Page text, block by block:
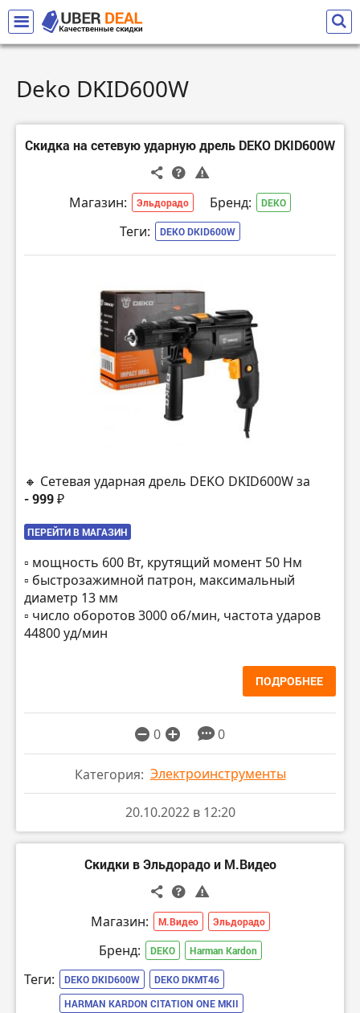
Deko DKID600W
Скидка на сетевую ударную дрель DEKO DKID600W
Магазин: Эльдорадо Бренд: DEKO
Теги: DEKO DKID600W
🔸 Сетевая ударная дрель DEKO DKID600W за
- 999 ₽
ПЕРЕЙТИ В МАГАЗИН
▫️ мощность 600 Вт, крутящий момент 50 Нм
▫️ быстрозажимной патрон, максимальный
диаметр 13 мм
▫️ число оборотов 3000 об/мин, частота ударов
44800 уд/мин
ПОДРОБНЕЕ
0 0
Категория: Электроинструменты
20.10.2022 в 12:20
Скидки в Эльдорадо и М.Видео
Магазин: М.Видео Эльдорадо
Бренд: DEKO Harman Kardon
Теги: DEKO DKID600W
DEKO DKMT46
HARMAN KARDON CITATION ONE MKII